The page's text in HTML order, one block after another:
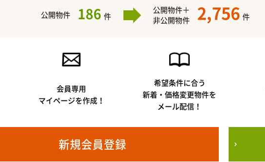
公開物件 186 件
公開物件＋
非公開物件
2,756 件
会員専用
マイページを作成！
希望条件に合う
新着・価格変更物件を
メール配信！
新規会員登録